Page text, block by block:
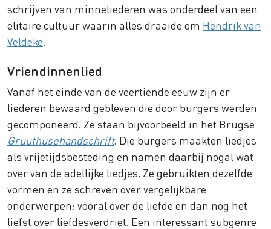
schrijven van minneliederen was onderdeel van een
elitaire cultuur waarin alles draaide om Hendrik van
Veldeke
Vriendinnenlied
Vanaf het einde van de veertiende eeuw zijn er
liederen bewaard gebleven die door burgers werden
gecomponeerd. Ze staan bijvoorbeeld in het Brugse
Gruuthusehandschrift. Die burgers maakten liedjes
als vrijetijdsbesteding en namen daarbij nogal wat
over van de adellijke liedjes. Ze gebruikten dezelfde
vormen en ze schreven over vergelijkbare
onderwerpen: vooral over de liefde en dan nog het
liefst over liefdesverdriet. Een interessant subgenre